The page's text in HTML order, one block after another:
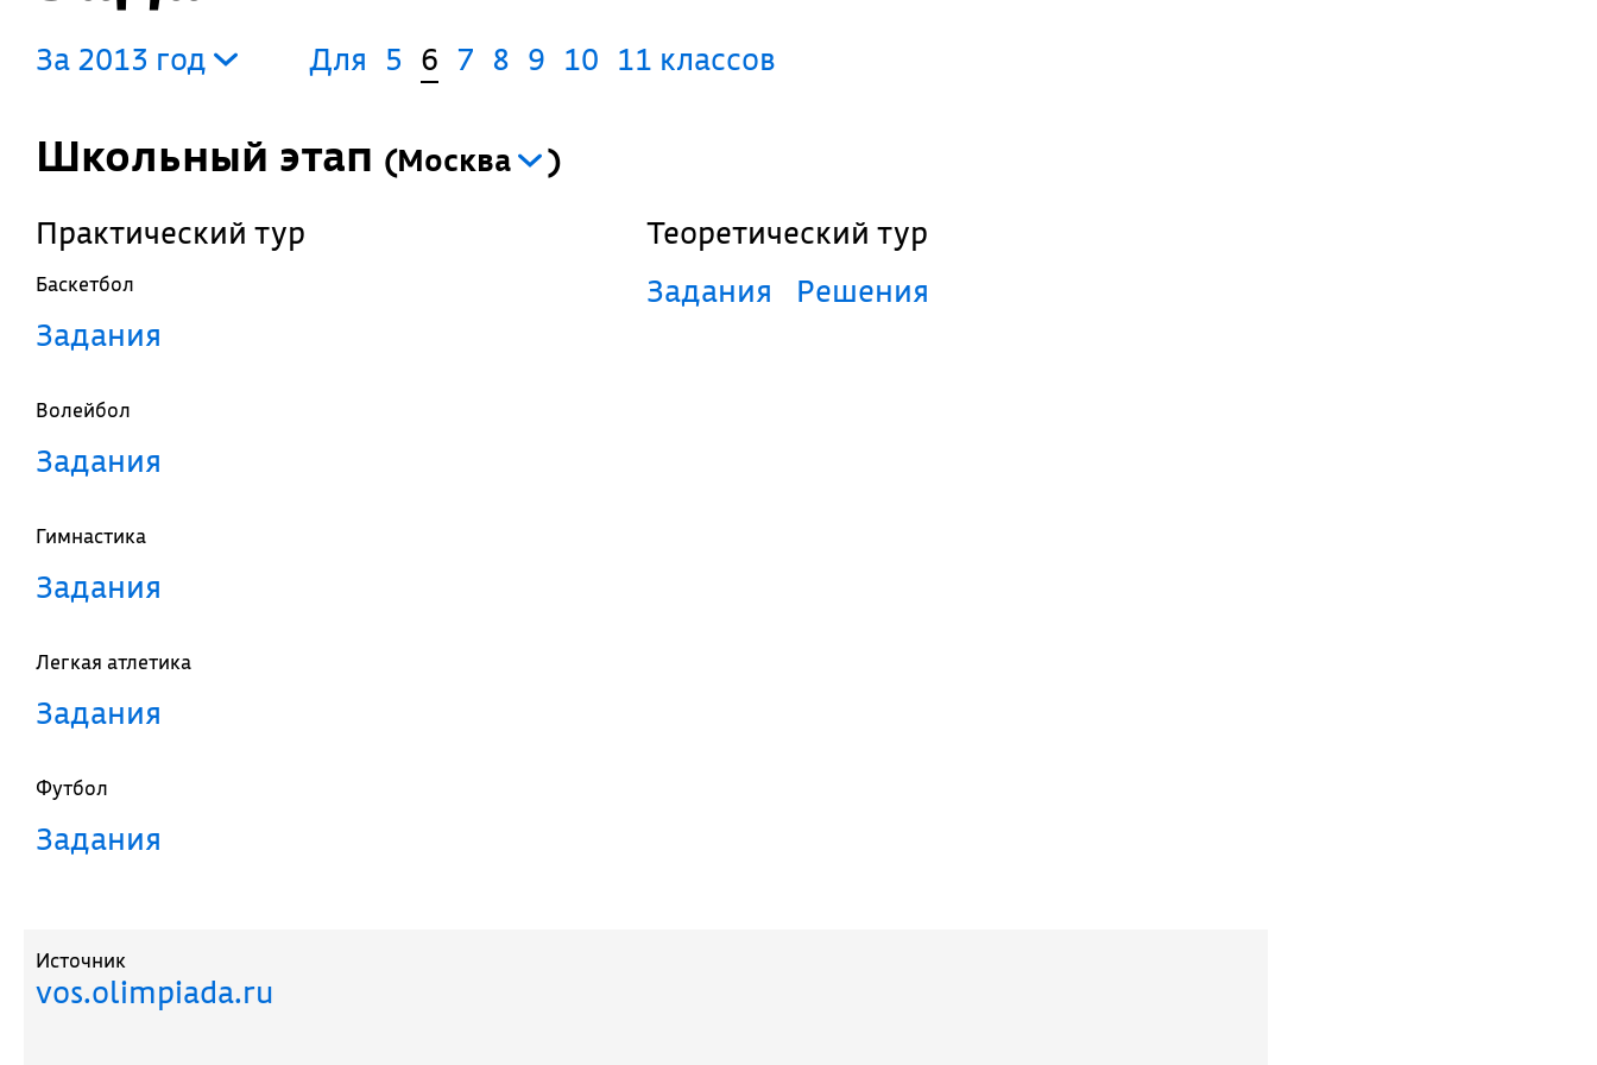
За 2013 год Для 5 6 7 8 9 10 11 классов
Школьный этап (Москва
)
Практический тур
Баскетбол
Задания
Волейбол
Задания
Гимнастика
Задания
Легкая атлетика
Задания
Футбол
Задания
Теоретический тур
Задания
Решения
Источник
vos.olimpiada.ru